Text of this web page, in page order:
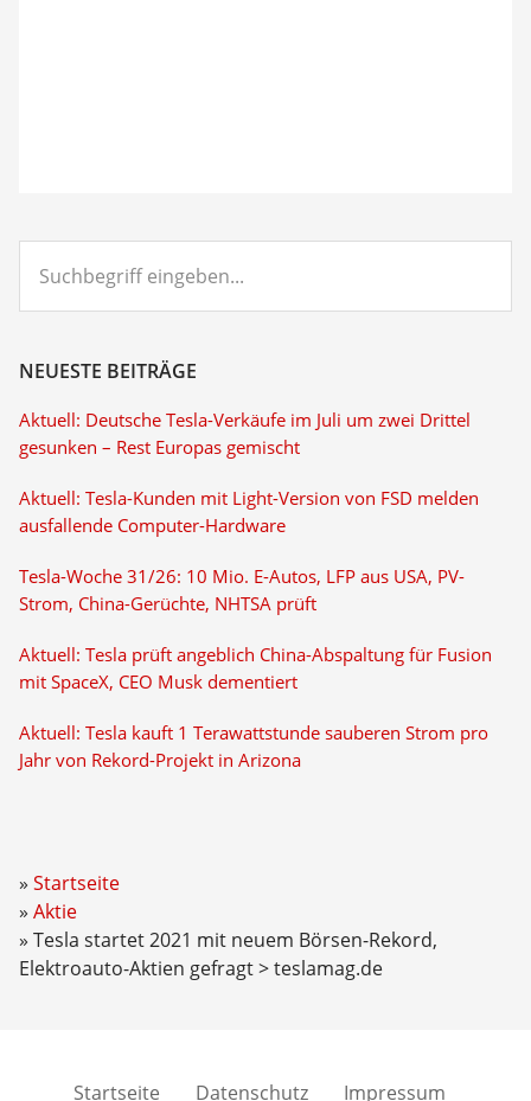
eingeben...
NEUESTE BEITRÄGE
Aktuell: Deutsche Tesla-Verkäufe im Juli um zwei Drittel
gesunken – Rest Europas gemischt
Aktuell: Tesla-Kunden mit Light-Version von FSD melden
ausfallende Computer-Hardware
Tesla-Woche 31/26: 10 Mio. E-Autos, LFP aus USA, PV-
Strom, China-Gerüchte, NHTSA prüft
Aktuell: Tesla prüft angeblich China-Abspaltung für Fusion
mit SpaceX, CEO Musk dementiert
Aktuell: Tesla kauft 1 Terawattstunde sauberen Strom pro
Jahr von Rekord-Projekt in Arizona
Startseite
Aktie
Tesla startet 2021 mit neuem Börsen-Rekord,
Elektroauto-Aktien gefragt > teslamag.de
Startseite Datenschutz Impressum